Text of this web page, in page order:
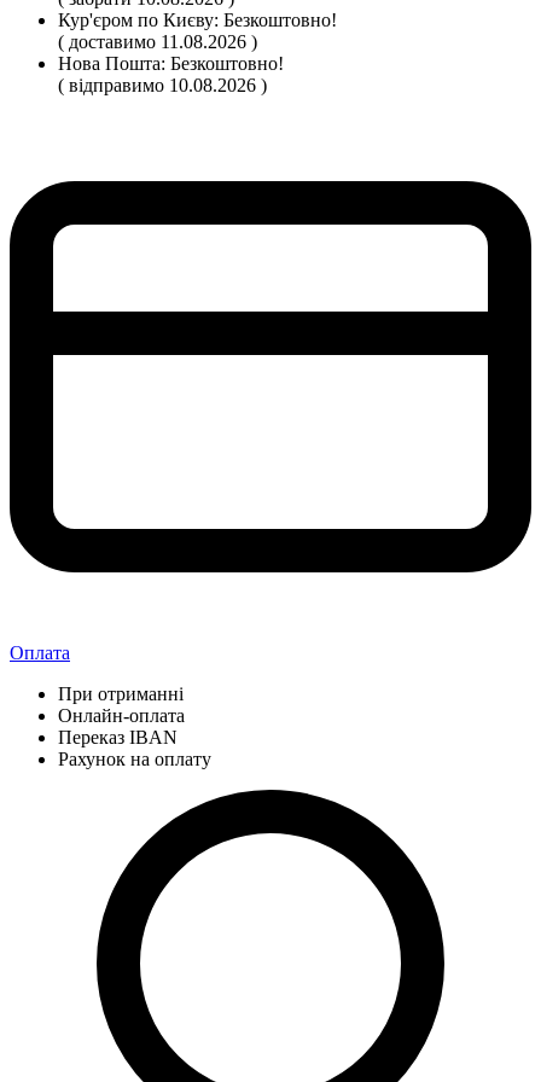
Кур'єром по Києву: Безкоштовно!
( доставимо 11.08.2026 )
Нова Пошта: Безкоштовно!
( відправимо 10.08.2026 )
Оплата
При отриманні
Онлайн-оплата
Переказ IBAN
Рахунок на оплату